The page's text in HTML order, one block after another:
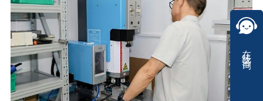
在线咨询